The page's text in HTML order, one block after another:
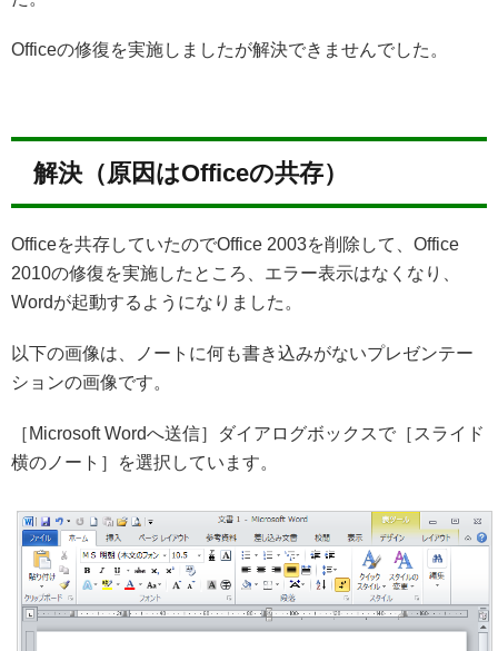
Officeの修復を実施しましたが解決できませんでした。
解決（原因はOfficeの共存）
Officeを共存していたのでOffice 2003を削除して、Office
2010の修復を実施したところ、エラー表示はなくなり、
Wordが起動するようになりました。
以下の画像は、ノートに何も書き込みがないプレゼンテー
ションの画像です。
［Microsoft Wordへ送信］ダイアログボックスで［スライド
横のノート］を選択しています。